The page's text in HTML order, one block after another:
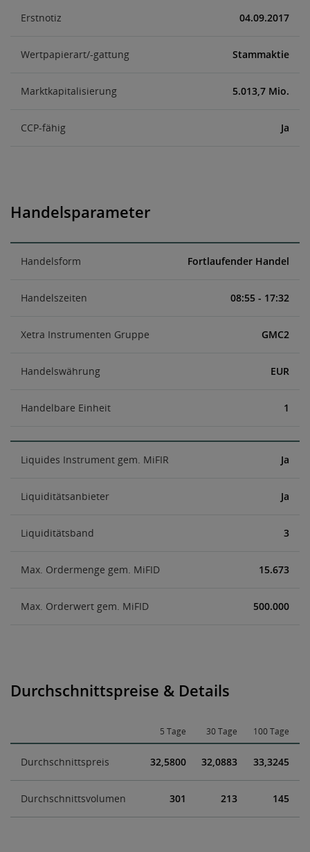
Erstnotiz 04.09.2017
Wertpapierart/-gattung Stammaktie
Marktkapitalisierung 5.013,7 Mio.
CCP-fähig Ja
Handelsparameter
Handelsform Fortlaufender Handel
Handelszeiten 08:55 - 17:32
Xetra Instrumenten Gruppe GMC2
Handelswährung EUR
Handelbare Einheit 1
Liquides Instrument gem. MiFIR Ja
Liquiditätsanbieter Ja
Liquiditätsband 3
Max. Ordermenge gem. MiFID 15.673
Max. Orderwert gem. MiFID 500.000
Durchschnittspreise & Details
5 Tage 30 Tage 100 Tage
Durchschnittspreis 32,5800 32,0883 33,3245
Durchschnittsvolumen 301 213 145